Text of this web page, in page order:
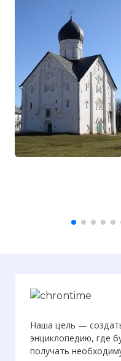
Наша цель —
энциклопедию, где
получать